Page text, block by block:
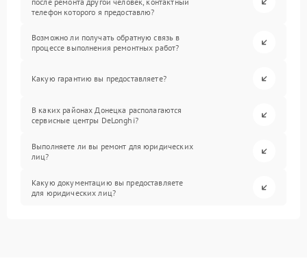
телефон которого я предоставлю?
Возможно ли получать обратную связь в
процессе выполнения ремонтных работ?
Какую гарантию вы предоставляете?
В каких районах Донецка располагаются
сервисные центры DeLonghi?
Выполняете ли вы ремонт для юридических
лиц?
Какую документацию вы предоставляете
для юридических лиц?